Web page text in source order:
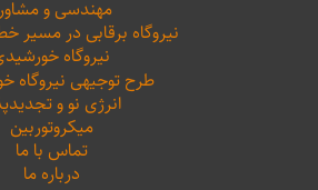
مهندسی و
نیروگاه برقابی در مسیر
نیروگاه
طرح توجیهی نیروگاه
انرژی نو و
میکروتوربین
تماس با ما
درباره ما